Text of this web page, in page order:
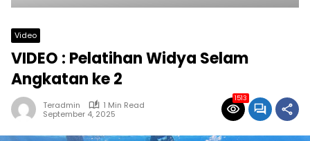
Video
VIDEO : Pelatihan Widya Selam
Angkatan ke 2
Teradmin
1 Min Read
September 4, 2025
1513